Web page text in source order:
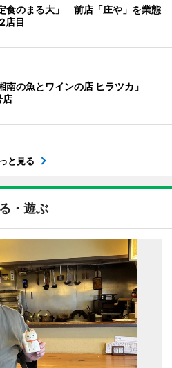
食のまる大」 前店「庄や」を業態
店目
南の魚とワインの店 ヒラツカ」
店
と見る
・遊ぶ